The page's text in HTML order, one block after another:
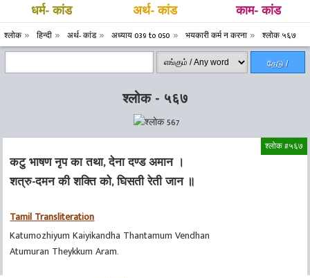
धर्म- कांड अर्थ- कांड काम- कांड
श्लोक हिन्दी अर्थ- कांड अध्याय 039 to 050 भयकारी कर्म न करना श्लोक ५६७
தேடு /
श्लोक - ५६७
श्लोक #५६७
कटु भाषण नृप का तथा, देना दण्ड अमान ।
शत्रु-दमन की शक्ति को, घिसती रेती जान ॥
Tamil Transliteration
Katumozhiyum Kaiyikandha Thantamum Vendhan
Atumuran Theykkum Aram.